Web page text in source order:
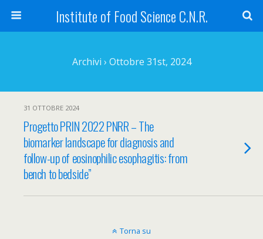
Institute of Food Science C.N.R.
Archivi › Ottobre 31st, 2024
31 OTTOBRE 2024
Progetto PRIN 2022 PNRR – The
biomarker landscape for diagnosis and
follow-up of eosinophilic esophagitis: from
bench to bedside”
Torna su